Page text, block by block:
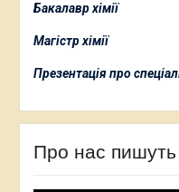
Бакалавр хімії
Магістр хімії
Презентація про
Про нас пишуть